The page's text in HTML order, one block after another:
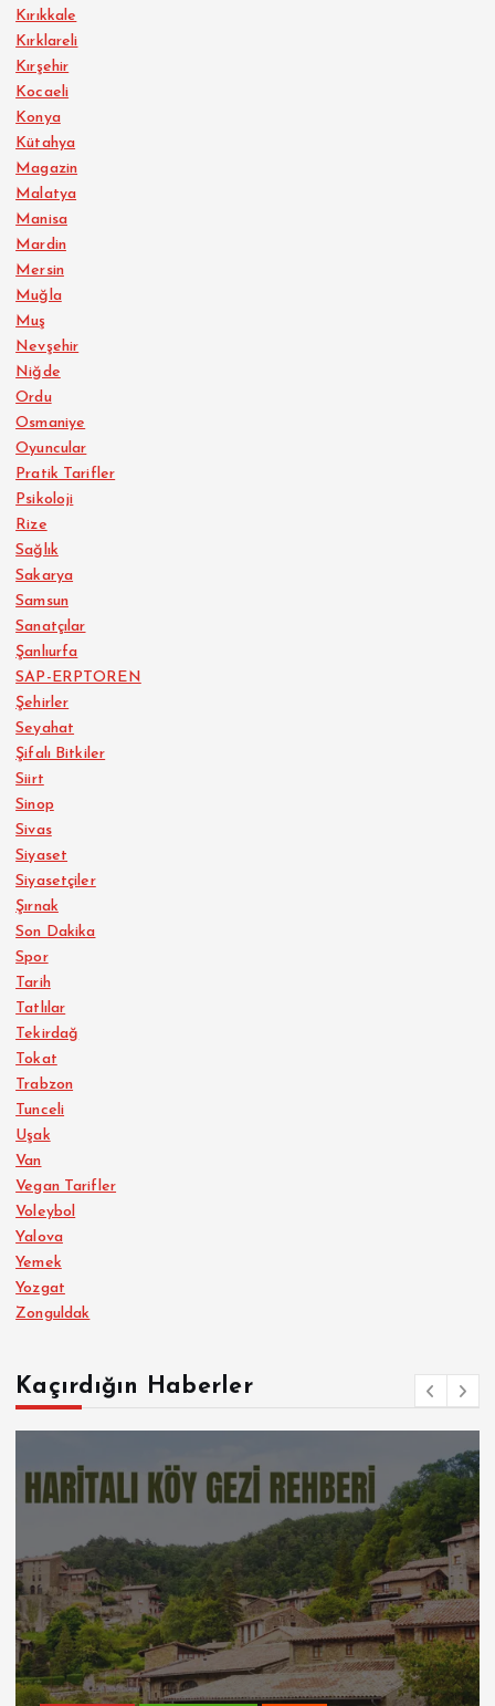
Kırıkkale
Kırklareli
Kırşehir
Kocaeli
Konya
Kütahya
Magazin
Malatya
Manisa
Mardin
Mersin
Muğla
Muş
Nevşehir
Niğde
Ordu
Osmaniye
Oyuncular
Pratik Tarifler
Psikoloji
Rize
Sağlık
Sakarya
Samsun
Sanatçılar
Şanlıurfa
SAP-ERPTOREN
Şehirler
Seyahat
Şifalı Bitkiler
Siirt
Sinop
Sivas
Siyaset
Siyasetçiler
Şırnak
Son Dakika
Spor
Tarih
Tatlılar
Tekirdağ
Tokat
Trabzon
Tunceli
Uşak
Van
Vegan Tarifler
Voleybol
Yalova
Yemek
Yozgat
Zonguldak
Kaçırdığın Haberler